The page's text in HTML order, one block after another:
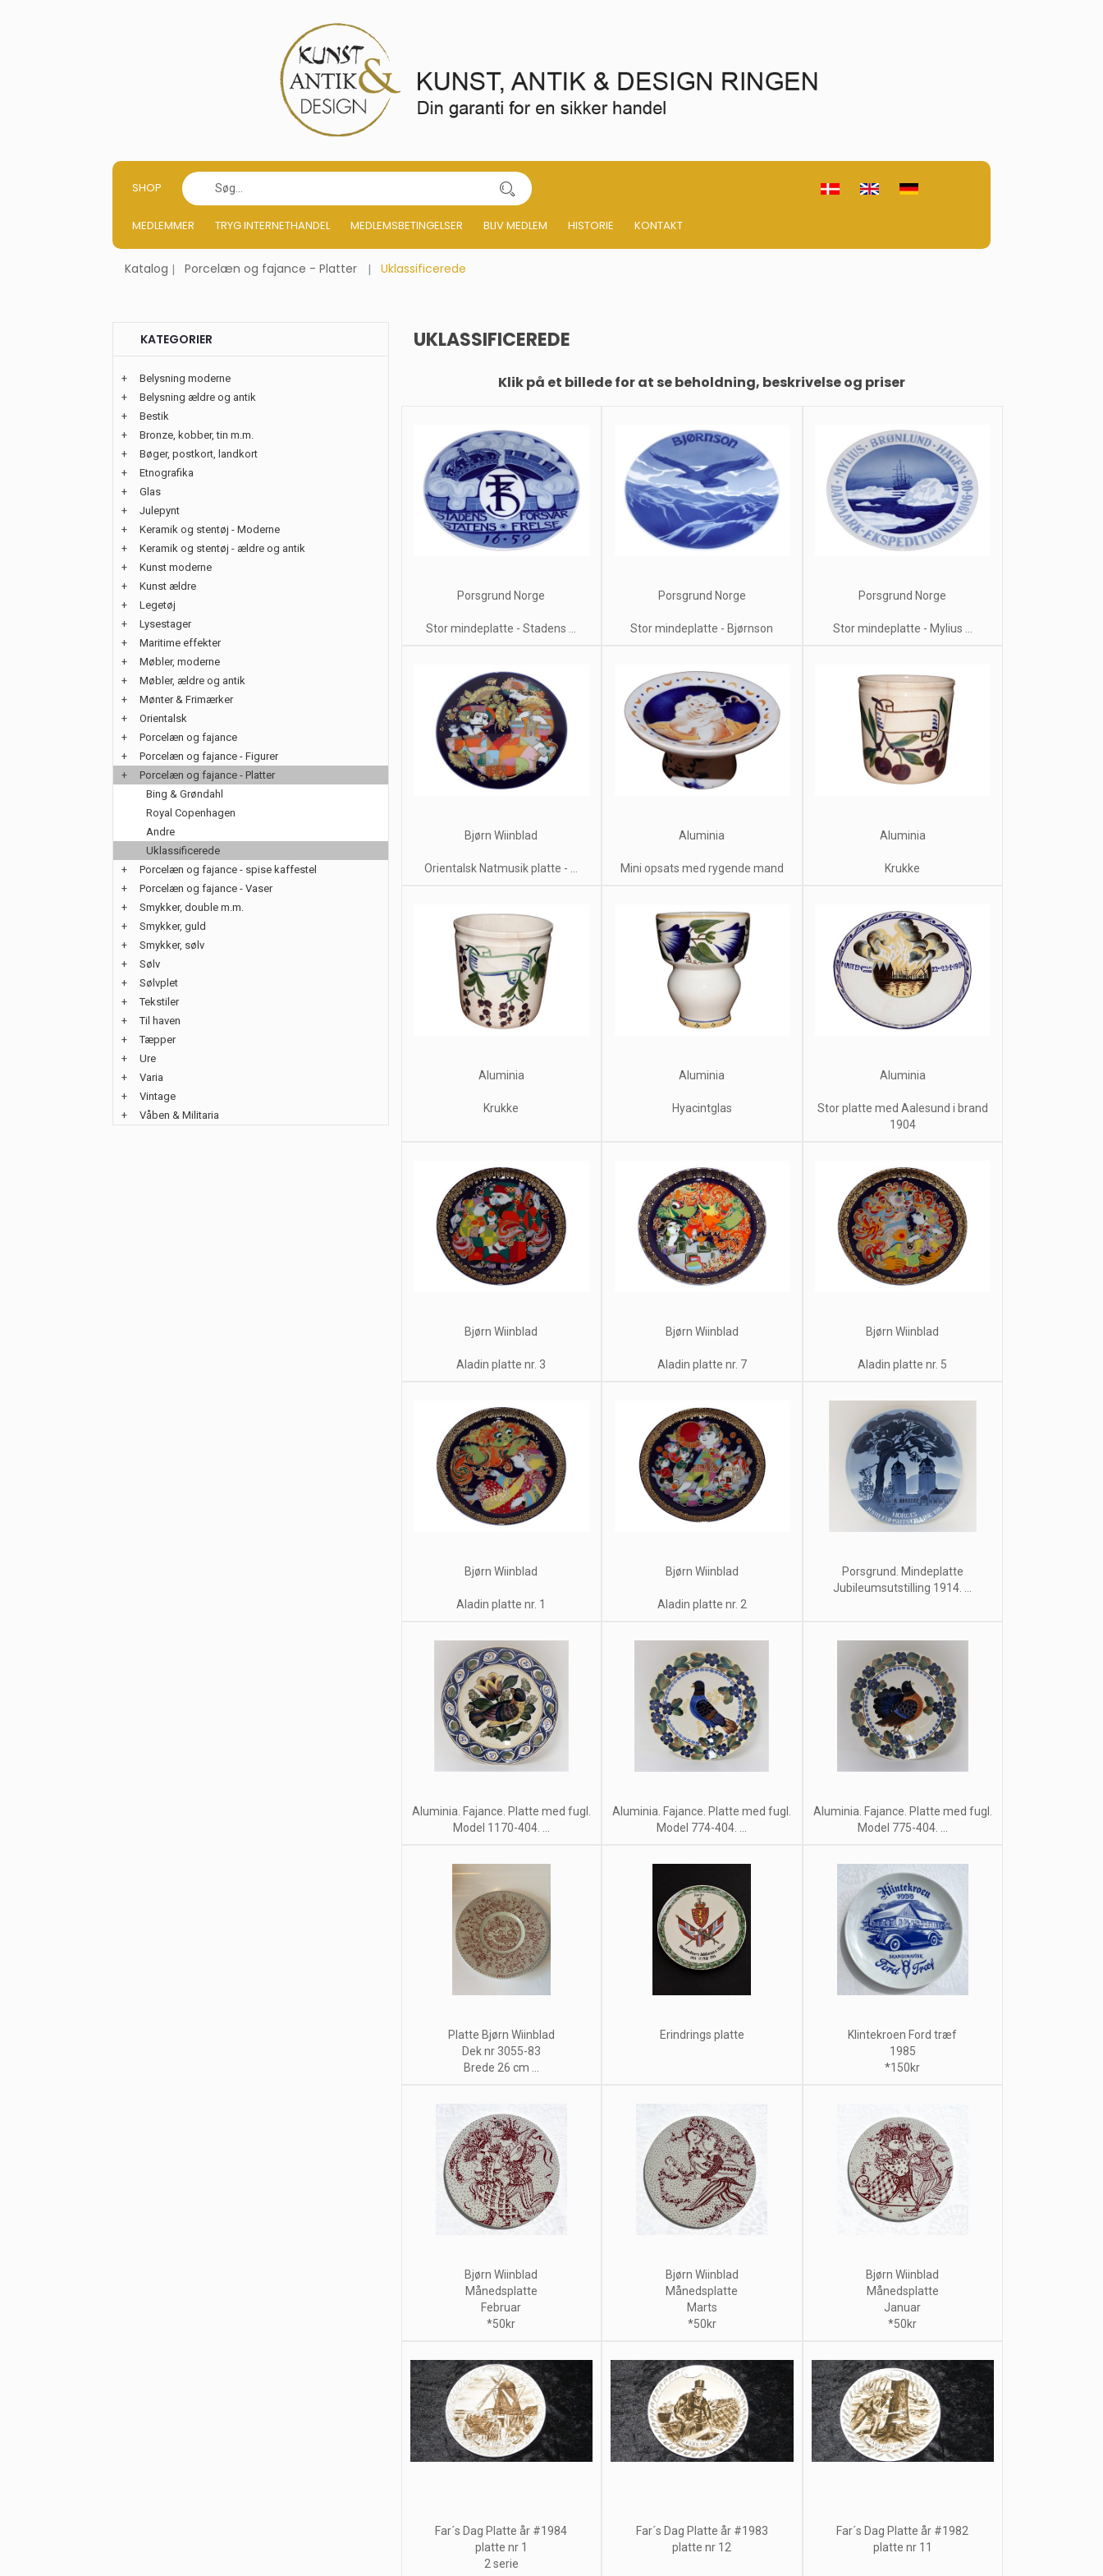
SHOP
MEDLEMMER TRYG INTERNETHANDEL MEDLEMSBETINGELSER BLIV MEDLEM HISTORIE KONTAKT
Katalog Porcelæn og fajance - Platter Uklassificerede
UKLASSIFICEREDE
Klik på et billede for at se beholdning, beskrivelse og priser
Porsgrund Norge
Stor mindeplatte - Stadens ...
Porsgrund Norge
Stor mindeplatte - Bjørnson
Porsgrund Norge
Stor mindeplatte - Mylius ...
Bjørn Wiinblad
Orientalsk Natmusik platte - ...
Aluminia
Mini opsats med rygende mand
Aluminia
Krukke
Aluminia
Krukke
Aluminia
Hyacintglas
Aluminia
Stor platte med Aalesund i brand
1904
Bjørn Wiinblad
Aladin platte nr. 3
Bjørn Wiinblad
Aladin platte nr. 7
Bjørn Wiinblad
Aladin platte nr. 5
Bjørn Wiinblad
Aladin platte nr. 1
Bjørn Wiinblad
Aladin platte nr. 2
Porsgrund. Mindeplatte
Jubileumsutstilling 1914. ...
Aluminia. Fajance. Platte med fugl.
Model 1170-404. ...
Aluminia. Fajance. Platte med fugl.
Model 774-404. ...
Aluminia. Fajance. Platte med fugl.
Model 775-404. ...
Platte Bjørn Wiinblad
Dek nr 3055-83
Brede 26 cm ...
Erindrings platte
Klintekroen Ford træf
1985
*150kr
Bjørn Wiinblad
Månedsplatte
Februar
*50kr
Bjørn Wiinblad
Månedsplatte
Marts
*50kr
Bjørn Wiinblad
Månedsplatte
Januar
*50kr
Far´s Dag Platte år #1984
platte nr 1
2 serie
Far´s Dag Platte år #1983
platte nr 12
Far´s Dag Platte år #1982
platte nr 11
KATEGORIER
+
Belysning moderne
+
Belysning ældre og antik
+
Bestik
+
Bronze, kobber, tin m.m.
+
Bøger, postkort, landkort
+
Etnografika
+
Glas
+
Julepynt
+
Keramik og stentøj - Moderne
+
Keramik og stentøj - ældre og antik
+
Kunst moderne
+
Kunst ældre
+
Legetøj
+
Lysestager
+
Maritime effekter
+
Møbler, moderne
+
Møbler, ældre og antik
+
Mønter & Frimærker
+
Orientalsk
+
Porcelæn og fajance
+
Porcelæn og fajance - Figurer
+
Porcelæn og fajance - Platter
Bing & Grøndahl
Royal Copenhagen
Andre
Uklassificerede
+
Porcelæn og fajance - spise kaffestel
+
Porcelæn og fajance - Vaser
+
Smykker, double m.m.
+
Smykker, guld
+
Smykker, sølv
+
Sølv
+
Sølvplet
+
Tekstiler
+
Til haven
+
Tæpper
+
Ure
+
Varia
+
Vintage
+
Våben & Militaria